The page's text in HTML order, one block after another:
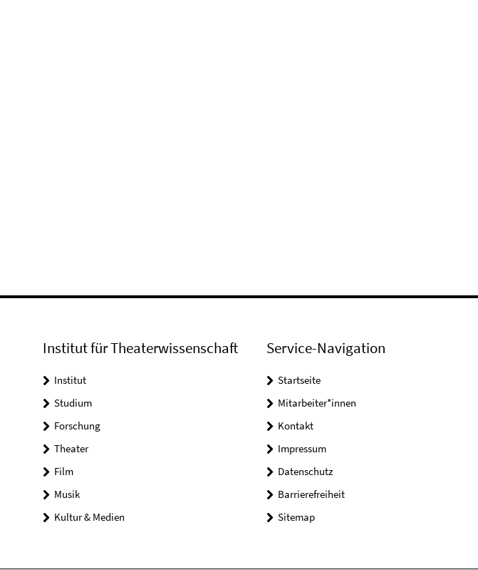
Institut für Theaterwissenschaft
Institut
Studium
Forschung
Theater
Film
Musik
Kultur & Medien
Service-Navigation
Startseite
Mitarbeiter*innen
Kontakt
Impressum
Datenschutz
Barrierefreiheit
Sitemap